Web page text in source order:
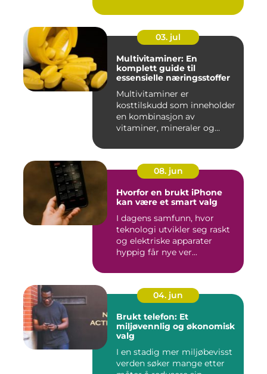
03. jul
Multivitaminer: En
komplett guide til
essensielle næringsstoffer
Multivitaminer er
kosttilskudd som inneholder
en kombinasjon av
vitaminer, mineraler og
08. jun
Hvorfor en brukt iPhone
kan være et smart valg
I dagens samfunn, hvor
teknologi utvikler seg raskt
og elektriske apparater
hyppig får nye ver...
04. jun
Brukt telefon: Et
miljøvennlig og økonomisk
valg
I en stadig mer miljøbevisst
verden søker mange etter